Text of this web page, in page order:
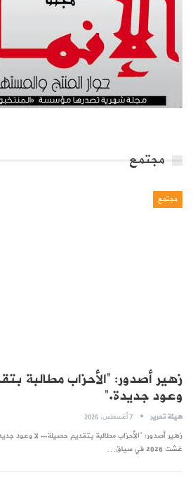
مجتمع
مجتمع
زهير أصدور: “الأحزاب مطالبة
وعود جديدة.”
هيئة تحرير 7 أغسطس, 2026
غشت 2026 في سياق…